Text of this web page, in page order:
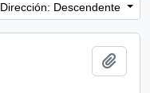
Dirección: Descendente